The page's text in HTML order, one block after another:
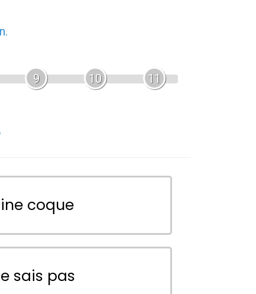
9 10 11
coque
sais pas